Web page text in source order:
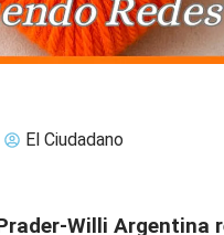
El Ciudadano
Willi Argentina